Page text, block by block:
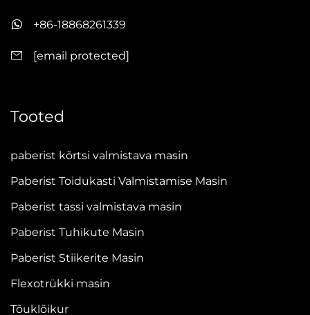
+86-18868261339
[email protected]
Tooted
paberist kõrtsi valmistava masin
Paberist Toidukasti Valmistamise Masin
Paberist tassi valmistava masin
Paberist Tuhikute Masin
Paberist Stiikerite Masin
Flexotrükki masin
Tõuklõikur